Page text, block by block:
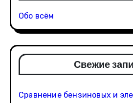
Обо всём
Свежие
Сравнение бензиновых и